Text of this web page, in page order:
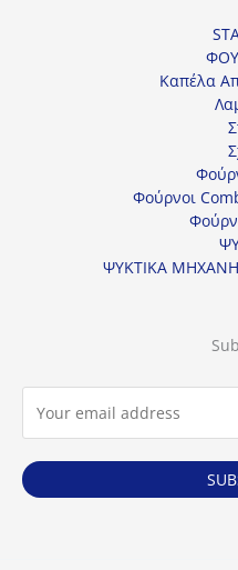
Καπέλα
Φούρνοι
ΨΥΚΤΙΚΑ